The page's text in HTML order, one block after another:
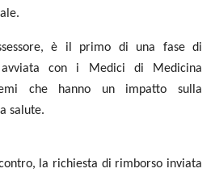
è il primo di una fase di
avviata con i Medici di Medicina
che hanno un impatto sulla
salute.
la richiesta di rimborso inviata